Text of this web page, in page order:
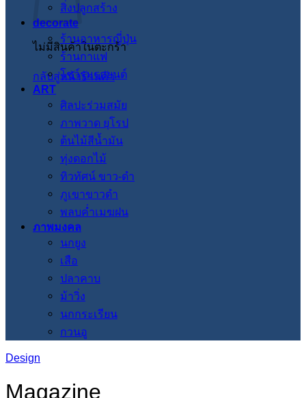
ไม่มีสินค้าในตะกร้า
กลับสู่หน้าร้านค้า
สิ่งปลูกสร้าง
decorate
ร้านอาหารญี่ปุ่น
ร้านกาแฟ
โชว์รูมรถยนต์
ART
ศิลปะร่วมสมัย
ภาพวาด ยุโรป
ต้นไม้สีน้ำมัน
ทุ่งดอกไม้
ทิวทัศน์ ขาว-ดำ
ภูเขาขาวดำ
พลบค่ำเมฆฝน
ภาพมงคล
นกยูง
เสือ
ปลาคาบ
ม้าวิ่ง
นกกระเรียน
กวนอู
Design
Magazine